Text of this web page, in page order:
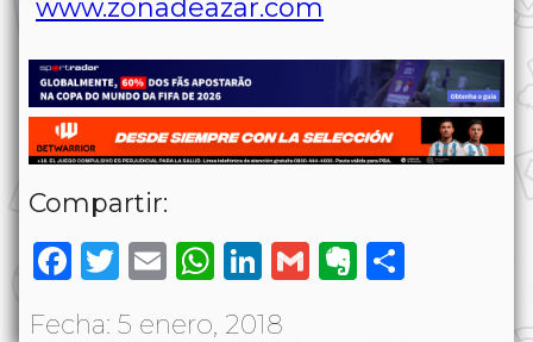
www.zonadeazar.com
Compartir:
Facebook
Twitter
EmailWhatsApp
LinkedIn
GmailEvernote
Fecha: 5 enero, 2018